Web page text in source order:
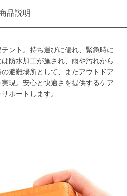
品説明
ント。持ち運びに優れ、緊急時に
防水加工が施され、雨や汚れから
避難場所として、またアウトドア
現。安心と快適さを提供するケア
ポートします。